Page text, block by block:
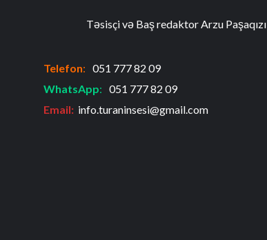
Təsisçi və Baş redaktor Arzu Paşaqızı
Telefon: 051 777 82 09
WhatsApp: 051 777 82 09
Email: info.turaninsesi@gmail.com